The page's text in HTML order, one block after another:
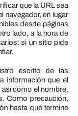
que la URL sea
navegador, en lugar
desde páginas
lado, a la hora de
si un sitio pide
escrito de las
información que el
como el nombre,
Como precaución,
hasta que termine